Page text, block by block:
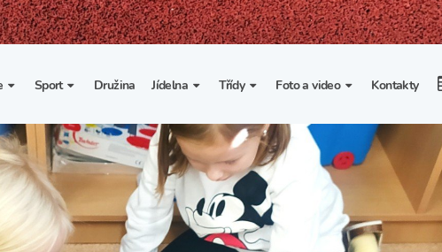
informace
školního roku
a učební plán
kroužky
Sport
Lyžařské kurzy
Rekordy školy v tělesné
výchově
Spolupráce se sportovními
kluby
Družina Jídelna
Základní informace
Vnitřní řád školní jídelny
Třídy
Třída I. A Třída I. B
Třída II. A Třída II. B
Třída III. A Třída III. B
Třída IV. A Třída IV. B
Foto a video
Fotogalerie
Videa
Kontakty